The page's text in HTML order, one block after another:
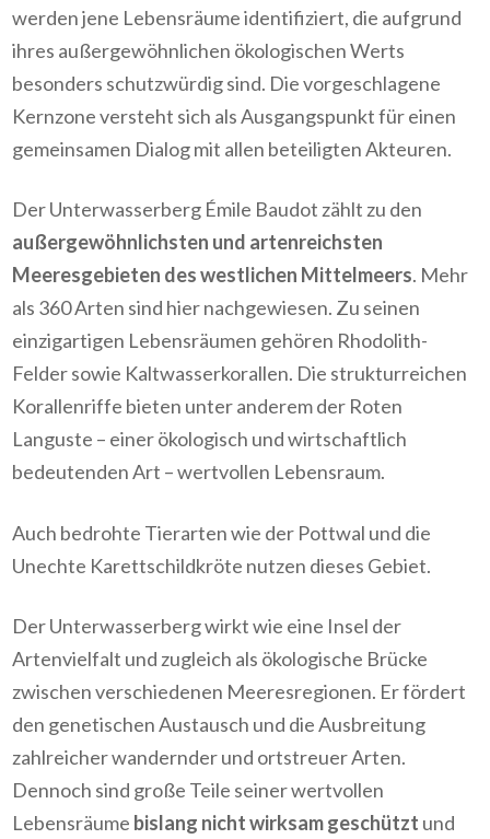
werden jene Lebensräume identifiziert, die aufgrund
ihres außergewöhnlichen ökologischen Werts
besonders schutzwürdig sind. Die vorgeschlagene
Kernzone versteht sich als Ausgangspunkt für einen
gemeinsamen Dialog mit allen beteiligten Akteuren.
Der Unterwasserberg Émile Baudot zählt zu den
außergewöhnlichsten und artenreichsten
Meeresgebieten des westlichen Mittelmeers. Mehr
als 360 Arten sind hier nachgewiesen. Zu seinen
einzigartigen Lebensräumen gehören Rhodolith-
Felder sowie Kaltwasserkorallen. Die strukturreichen
Korallenriffe bieten unter anderem der Roten
Languste – einer ökologisch und wirtschaftlich
bedeutenden Art – wertvollen Lebensraum.
Auch bedrohte Tierarten wie der Pottwal und die
Unechte Karettschildkröte nutzen dieses Gebiet.
Der Unterwasserberg wirkt wie eine Insel der
Artenvielfalt und zugleich als ökologische Brücke
zwischen verschiedenen Meeresregionen. Er fördert
den genetischen Austausch und die Ausbreitung
zahlreicher wandernder und ortstreuer Arten.
Dennoch sind große Teile seiner wertvollen
Lebensräume bislang nicht wirksam geschützt und